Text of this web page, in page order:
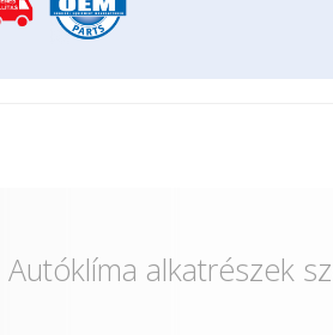
Autóklíma alkatrészek